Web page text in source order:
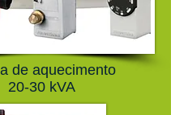
de aquecimento
20-30 kVA